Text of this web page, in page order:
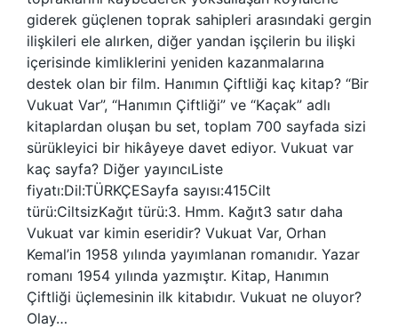
giderek güçlenen toprak sahipleri arasındaki gergin
ilişkileri ele alırken, diğer yandan işçilerin bu ilişki
içerisinde kimliklerini yeniden kazanmalarına
destek olan bir film. Hanımın Çiftliği kaç kitap? “Bir
Vukuat Var”, “Hanımın Çiftliği” ve “Kaçak” adlı
kitaplardan oluşan bu set, toplam 700 sayfada sizi
sürükleyici bir hikâyeye davet ediyor. Vukuat var
kaç sayfa? Diğer yayıncıListe
fiyatı:Dil:TÜRKÇESayfa sayısı:415Cilt
türü:CiltsizKağıt türü:3. Hmm. Kağıt3 satır daha
Vukuat var kimin eseridir? Vukuat Var, Orhan
Kemal’in 1958 yılında yayımlanan romanıdır. Yazar
romanı 1954 yılında yazmıştır. Kitap, Hanımın
Çiftliği üçlemesinin ilk kitabıdır. Vukuat ne oluyor?
Olay…